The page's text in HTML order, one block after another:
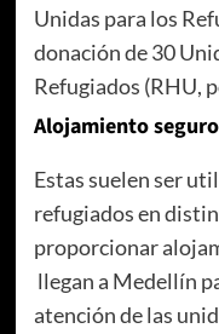
Unidas para los
donación de 30
Refugiados (RHU,
Alojamiento
Estas suelen ser
refugiados en
proporcionar
llegan a Medellín
atención de las